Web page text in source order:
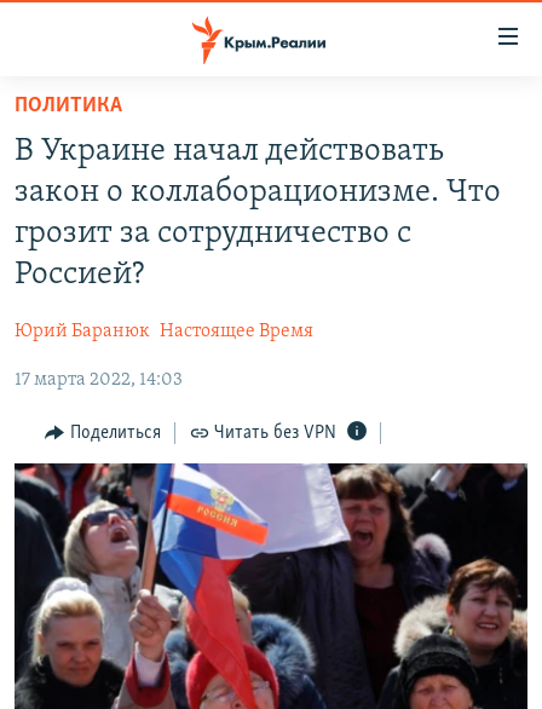
Вернуться
основному
содержанию
главной
Вернутся
СПЕЦПРОЕКТЫ
КАРТА ВОЕННЫХ ОБЪЕКТОВ КРЫМА
ИСТОРИЯ
ИНТЕРАКТИВ
ИНФОГРАФИКА
ТЕЛЕПРОЕКТ КРЫМ.РЕАЛИИ
СОВЕТЫ ПРАВОЗАЩИТНИКОВ
ПРОПАВШИЕ БЕЗ ВЕСТИ
ПОБЕДИТЕЛЕЙ НЕ СУДЯТ?
КРЫМ.НЕПОКОРЕННЫЙ
ELIFBE
УКРАИНСКАЯ ПРОБЛЕМА КРЫМА
РАДІО СВОБОДА
КАК ОБОЙТИ БЛОКИРОВКУ
Qırımtatar
ПРИСОЕДИНЯЙТЕСЬ!
ПОЛИТИКА
В Украине начал действовать
закон о коллаборационизме. Что
грозит за сотрудничество с
Россией?
Юрий Баранюк Настоящее Время
17 марта 2022, 14:03
Поделиться Читать без VPN